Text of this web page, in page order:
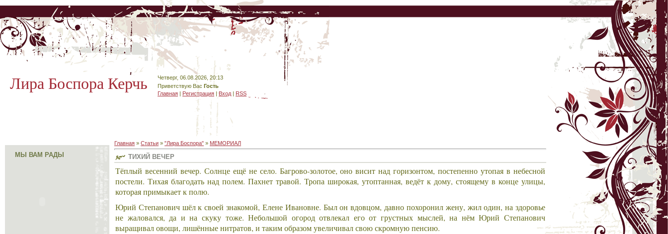
Лира Боспора Керчь
Четверг, 06.08.2026, 20:13
Приветствую Вас Гость
Главная | Регистрация |Вход | RSS
МЫ ВАМ РАДЫ
Главная » Статьи » "Лира Боспора" » МЕМОРИАЛ
ТИХИЙ ВЕЧЕР
Тёплый весенний вечер. Солнце ещё не село. Багрово-золотое, оно висит над горизонтом, постепенно утопая в небесной
постели. Тихая благодать над полем. Пахнет травой. Тропа широкая, утоптанная, ведёт к дому, стоящему в конце улицы,
которая примыкает к полю.
Юрий Степанович шёл к своей знакомой, Елене Ивановне. Был он вдовцом, давно похоронил жену, жил один, на здоровье
не жаловался, да и на скуку тоже. Небольшой огород отвлекал его от грустных мыслей, на нём Юрий Степанович
выращивал овощи, лишённые нитратов, и таким образом увеличивал свою скромную пенсию.